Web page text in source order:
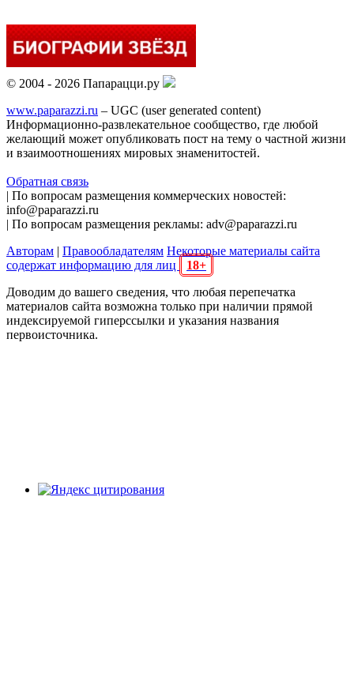
© 2004 - 2026 Папарацци.ру
www.paparazzi.ru – UGC (user generated content)
Информационно-развлекательное сообщество, где любой
желающий может опубликовать пост на тему о частной жизни
и взаимоотношениях мировых знаменитостей.
Обратная связь
| По вопросам размещения коммерческих новостей:
info@paparazzi.ru
| По вопросам размещения рекламы: adv@paparazzi.ru
Авторам | Правообладателям Некоторые материалы сайта
содержат информацию для лиц
18+
Доводим до вашего сведения, что любая перепечатка
материалов сайта возможна только при наличии прямой
индексируемой гиперссылки и указания названия
первоисточника.